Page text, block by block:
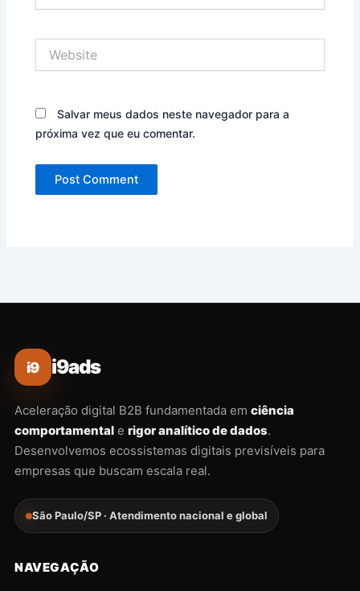
Salvar meus dados neste navegador para a
próxima vez que eu comentar.
i9 i9ads
Aceleração digital B2B fundamentada em ciência
comportamental e rigor analítico de dados.
Desenvolvemos ecossistemas digitais previsíveis para
empresas que buscam escala real.
São Paulo/SP · Atendimento nacional e global
NAVEGAÇÃO